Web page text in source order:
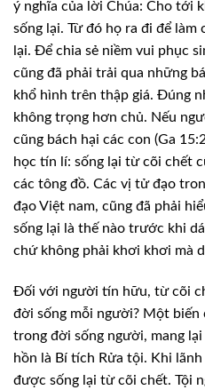
ý nghĩa của lời Chúa: Cho tới
sống lại. Từ đó họ ra đi để làm
lại. Ðể chia sẻ niềm vui phục
cũng đã phải trải qua những
khổ hình trên thập giá. Ðúng
không trọng hơn chủ. Nếu
cũng bách hại các con (Ga
học tín lí: sống lại từ cõi chết
các tông đồ. Các vị tử đạo
đạo Việt nam, cũng đã phải
sống lại là thế nào trước khi
chứ không phải khơi khơi mà
Ðối với người tín hữu, từ cõi
đời sống mỗi người? Một biến
trong đời sống người, mang
hồn là Bí tích Rửa tội. Khi lãnh
được sống lại từ cõi chết. Tội